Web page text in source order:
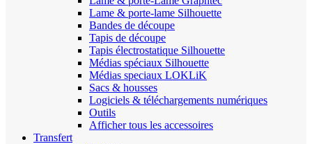
Lame & porte-lame Silhouette
Bandes de découpe
Tapis de découpe
Tapis électrostatique Silhouette
Médias spéciaux Silhouette
Médias speciaux LOKLiK
Sacs & housses
Logiciels & téléchargements numériques
Outils
Afficher tous les accessoires
Transfert